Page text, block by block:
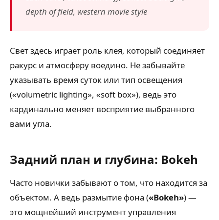
depth of field, western movie style
Свет здесь играет роль клея, который соединяет
ракурс и атмосферу воедино. Не забывайте
указывать время суток или тип освещения
(«volumetric lighting», «soft box»), ведь это
кардинально меняет восприятие выбранного
вами угла.
Задний план и глубина: Bokeh
Часто новички забывают о том, что находится за
объектом. А ведь размытие фона («Bokeh») —
это мощнейший инструмент управления